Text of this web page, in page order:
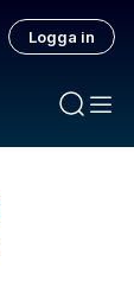
Logga in